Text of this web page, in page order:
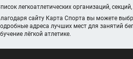
легкоатлетических организаций,
сайту Карта Спорта вы можете
адреса лучших мест для занятий
лёгкой атлетике.